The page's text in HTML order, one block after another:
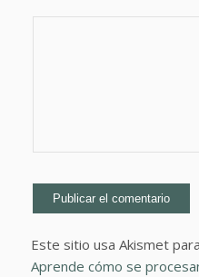
Este sitio usa Akismet
Aprende cómo se